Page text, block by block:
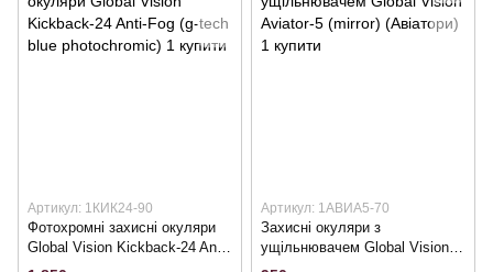
Артикул: 1КИК24-90
Фотохромні захисні окуляри
Global Vision Kickback-24 Anti-
Fog (g-tech blue photochromic)
Артикул: 1АВИА5-70
Захисні окуляри з
ущільнювачем Global Vision
Aviator-5 (mirror) (Авіатори)